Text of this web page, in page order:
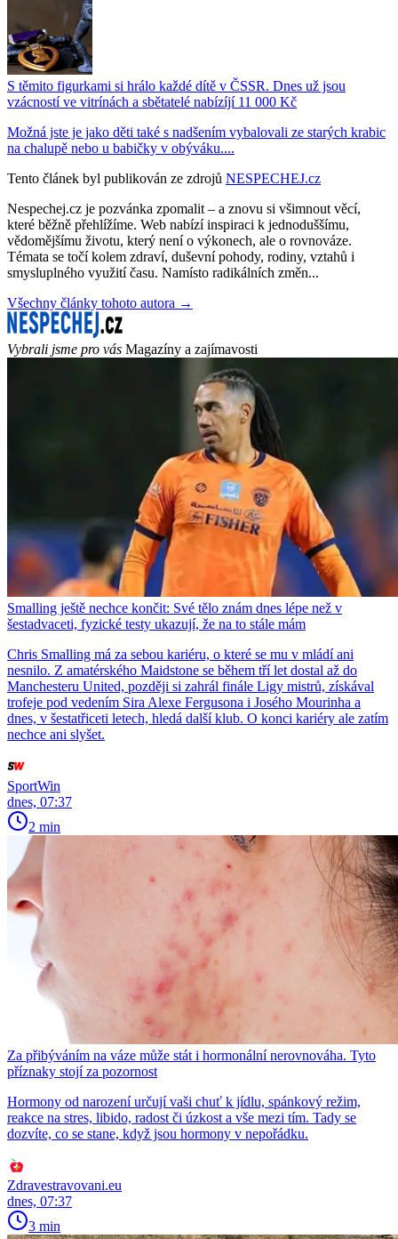
S těmito figurkami si hrálo každé dítě v ČSSR. Dnes už jsou
vzácností ve vitrínách a sbětatelé nabízíjí 11 000 Kč
Možná jste je jako děti také s nadšením vybalovali ze starých krabic
na chalupě nebo u babičky v obýváku....
Tento článek byl publikován ze zdrojů NESPECHEJ.cz
Nespechej.cz je pozvánka zpomalit – a znovu si všimnout věcí,
které běžně přehlížíme. Web nabízí inspiraci k jednoduššímu,
vědomějšímu životu, který není o výkonech, ale o rovnováze.
Témata se točí kolem zdraví, duševní pohody, rodiny, vztahů i
smysluplného využití času. Namísto radikálních změn...
Všechny články tohoto autora →
Vybrali jsme pro vás Magazíny a zajímavosti
Smalling ještě nechce končit: Své tělo znám dnes lépe než v
šestadvaceti, fyzické testy ukazují, že na to stále mám
Chris Smalling má za sebou kariéru, o které se mu v mládí ani
nesnilo. Z amatérského Maidstone se během tří let dostal až do
Manchesteru United, později si zahrál finále Ligy mistrů, získával
trofeje pod vedením Sira Alexe Fergusona i Josého Mourinha a
dnes, v šestatřiceti letech, hledá další klub. O konci kariéry ale zatím
nechce ani slyšet.
SportWin
dnes, 07:37
2 min
Za přibýváním na váze může stát i hormonální nerovnováha. Tyto
příznaky stojí za pozornost
Hormony od narození určují vaši chuť k jídlu, spánkový režim,
reakce na stres, libido, radost či úzkost a vše mezi tím. Tady se
dozvíte, co se stane, když jsou hormony v nepořádku.
Zdravestravovani.eu
dnes, 07:37
3 min